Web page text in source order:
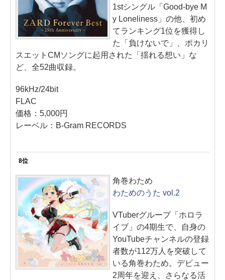
1stシングル「Good-bye M
y Loneliness」の他、初め
てランキング1位を獲得し
た「負けないで」、ポカリ
スエットCMソングに起用された「揺れる想い」な
ど、全52曲収録。
96kHz/24bit
FLAC
価格：5,000円
レーベル：B-Gram RECORDS
8位
角巻わため
わためのうた vol.2
VTuberグループ「ホロラ
イブ」の4期生で、自身の
YouTubeチャンネルの登録
者数が112万人を突破して
いる角巻わため。デビュー
2周年を迎え、さらなる活